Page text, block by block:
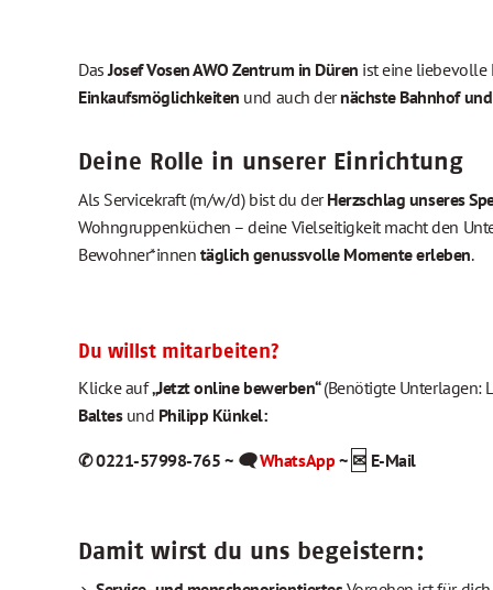
DasJosef Vosen AWO Zentrum in Düren ist eine liebevolle
Einkaufsmöglichkeiten und auch dernächste Bahnhof
Deine Rolle in unserer Einrichtung
Als Servicekraft (m/w/d) bist du derHerzschlag unseres
Wohngruppenküchen – deine Vielseitigkeit macht den
Bewohner*innen täglich genussvolle Momente erleben.
Du willst mitarbeiten?
Klicke auf„Jetzt online bewerben“(Benötigte Unterlagen:
Baltes und Philipp Künkel:
✆ 0221-57998-765 ~🗨WhatsApp ~ ✉ E-Mail
Damit wirst du uns begeistern: